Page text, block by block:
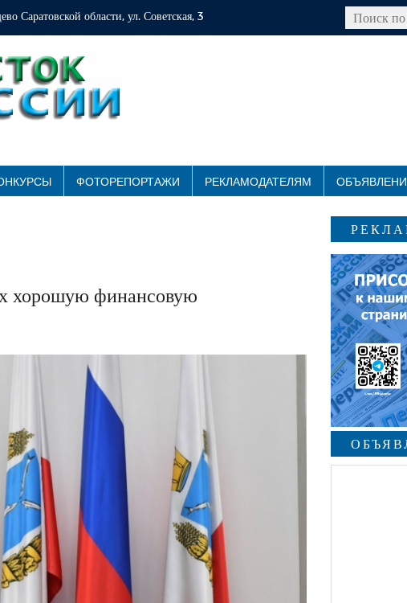
Саратовской области, ул. Советская, 3
ФОТОРЕПОРТАЖИ РЕКЛАМОДАТЕЛЯМ
хорошую финансовую